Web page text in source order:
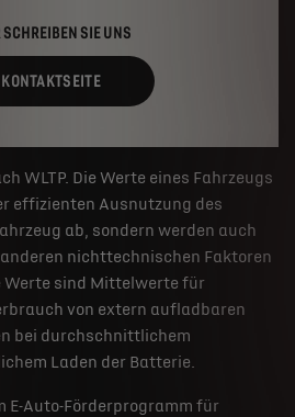
SCHREIBEN SIE UNS
WLTP. Die Werte eines Fahrzeugs
effizienten Ausnutzung des
ab, sondern werden auch
nichttechnischen Faktoren
sind Mittelwerte für
von extern aufladbaren
bei durchschnittlichem
Laden der Batterie.
E-Auto-Förderprogramm für